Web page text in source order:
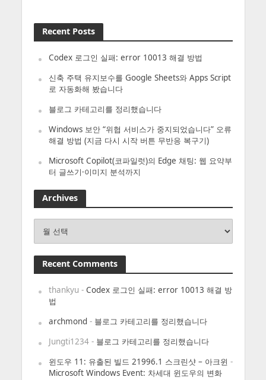
Recent Posts
Codex 로그인 실패: error 10013 해결 방법
신축 주택 유지보수를 Google Sheets와 Apps Script
로 자동화해 봤습니다
블로그 카테고리를 정리했습니다
Windows 보안 “위협 서비스가 중지되었습니다” 오류
해결 방법 (지금 다시 시작 버튼 무반응 복구기)
Microsoft Copilot(코파일럿)의 Edge 채팅: 웹 요약부
터 글쓰기·이미지 분석까지
Archives
Recent Comments
thankyu - Codex 로그인 실패: error 10013 해결 방
법
archmond- 블로그 카테고리를 정리했습니다
Jungti1234- 블로그 카테고리를 정리했습니다
윈도우 11: 유출된 빌드 21996.1 스크린샷 – 아크윈 -
Microsoft Windows Event: 차세대 윈도우의 변화